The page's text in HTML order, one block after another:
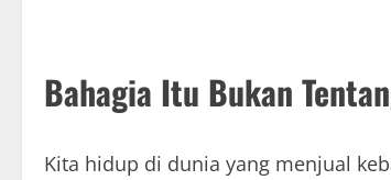
Bahagia Itu Bukan
Kita hidup di dunia yang menjual